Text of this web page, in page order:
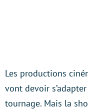
Les productions
vont devoir
tournage. Mais la